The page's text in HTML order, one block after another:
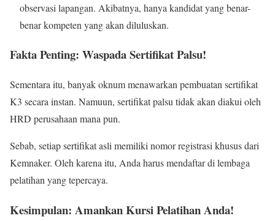
observasi lapangan. Akibatnya, hanya kandidat yang benar-
benar kompeten yang akan diluluskan.
Fakta Penting: Waspada Sertifikat Palsu!
Sementara itu, banyak oknum menawarkan pembuatan sertifikat
K3 secara instan. Namuun, sertifikat palsu tidak akan diakui oleh
HRD perusahaan mana pun.
Sebab, setiap sertifikat asli memiliki nomor registrasi khusus dari
Kemnaker. Oleh karena itu, Anda harus mendaftar di lembaga
pelatihan yang tepercaya.
Kesimpulan: Amankan Kursi Pelatihan Anda!